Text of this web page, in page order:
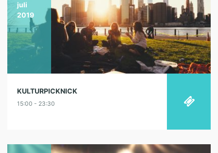
juli
2019
KULTURPICKNICK
15:00 - 23:30